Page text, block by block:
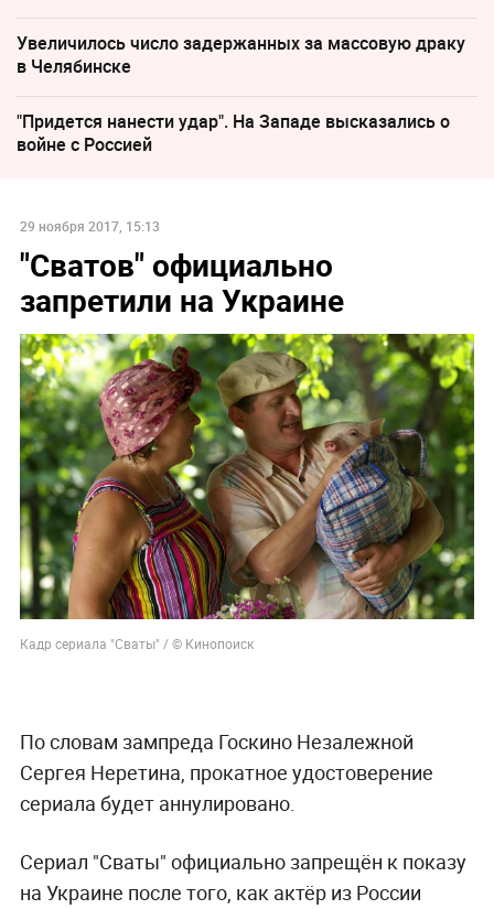
Увеличилось число задержанных за массовую драку
в Челябинске
"Придется нанести удар". На Западе высказались о
войне с Россией
29 ноября 2017, 15:13
"Сватов" официально
запретили на Украине
Кадр сериала "Сваты" / © Кинопоиск
По словам зампреда Госкино Незалежной
Сергея Неретина, прокатное удостоверение
сериала будет аннулировано.
Сериал "Сваты" официально запрещён к показу
на Украине после того, как актёр из России